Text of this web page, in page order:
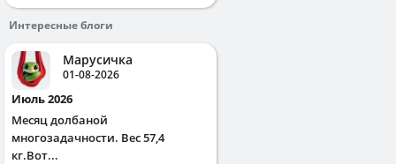
Интересные блоги
Марусичка
01-08-2026
Июль 2026
Месяц долбаной
многозадачности. Вес 57,4
кг.Вот...